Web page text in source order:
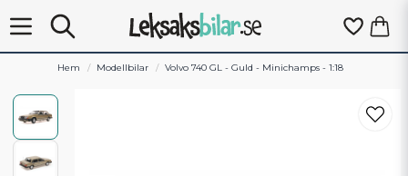
Hem Modellbilar Volvo 740 GL - Guld - Minichamps - 1:18